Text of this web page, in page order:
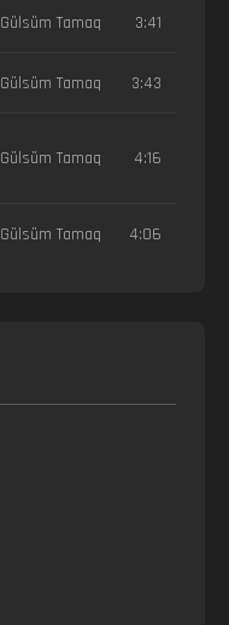
Gülsüm Tamaq 3:41
Gülsüm Tamaq 3:43
Gülsüm Tamaq 4:16
Gülsüm Tamaq 4:06